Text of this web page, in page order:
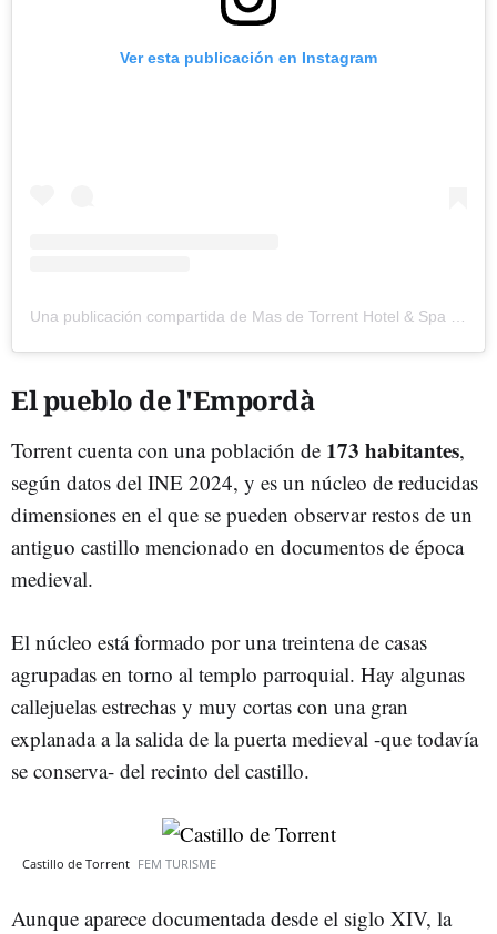
Ver esta publicación en Instagram
Una publicación compartida de Mas de Torrent Hotel & Spa (@masdetorrent)
El pueblo de l'Empordà
Torrent cuenta con una población de 173 habitantes,
según datos del INE 2024, y es un núcleo de reducidas
dimensiones en el que se pueden observar restos de un
antiguo castillo mencionado en documentos de época
medieval.
El núcleo está formado por una treintena de casas
agrupadas en torno al templo parroquial. Hay algunas
callejuelas estrechas y muy cortas con una gran
explanada a la salida de la puerta medieval -que todavía
se conserva- del recinto del castillo.
Castillo de Torrent FEM TURISME
Aunque aparece documentada desde el siglo XIV, la